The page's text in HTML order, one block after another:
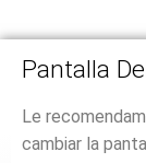
Pantalla
Le
cambiar la